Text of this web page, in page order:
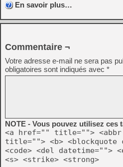
En savoir plus…
Commentaire ¬
Votre adresse e-mail ne sera pas
obligatoires sont indiqués avec *
NOTE - Vous pouvez utilisez ces
<a href="" title=""> <abbr
title=""> <b> <blockquote
<code> <del datetime="">
<s> <strike> <strong>